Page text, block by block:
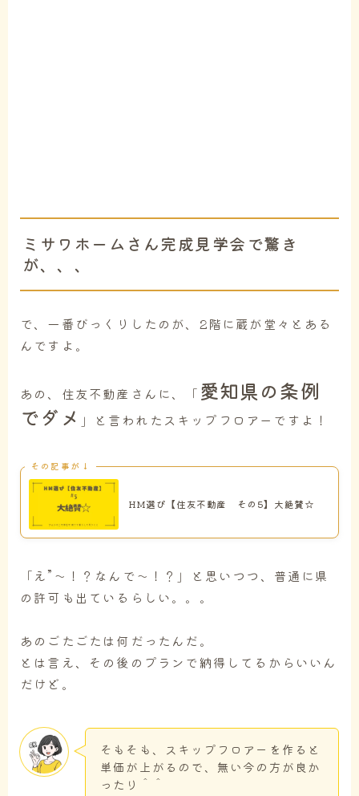
ミサワホームさん完成見学会で驚き
が、、、
で、一番びっくりしたのが、2階に蔵が堂々とある
んですよ。
あの、住友不動産さんに、「 愛知県の条例
でダメ 」と言われたスキップフロアーですよ！
その記事が↓
HM選び【住友不動産 その5】大絶賛☆
「え”～！？なんで～！？」と思いつつ、普通に県
の許可も出ているらしい。。。
あのごたごたは何だったんだ。
とは言え、その後のプランで納得してるからいいん
だけど。
そもそも、スキップフロアーを作ると
単価が上がるので、無い今の方が良か
ったり＾＾